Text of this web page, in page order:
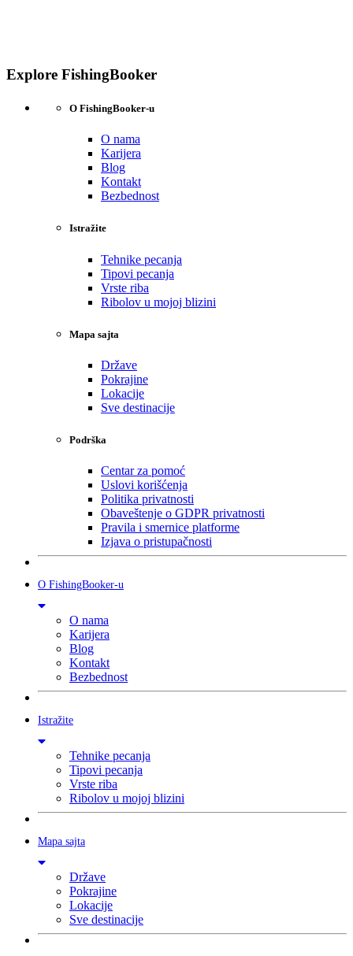
Explore FishingBooker
O FishingBooker-u
O nama
Karijera
Blog
Kontakt
Bezbednost
Istražite
Tehnike pecanja
Tipovi pecanja
Vrste riba
Ribolov u mojoj blizini
Mapa sajta
Države
Pokrajine
Lokacije
Sve destinacije
Podrška
Centar za pomoć
Uslovi korišćenja
Politika privatnosti
Obaveštenje o GDPR privatnosti
Pravila i smernice platforme
Izjava o pristupačnosti
O FishingBooker-u
O nama
Karijera
Blog
Kontakt
Bezbednost
Istražite
Tehnike pecanja
Tipovi pecanja
Vrste riba
Ribolov u mojoj blizini
Mapa sajta
Države
Pokrajine
Lokacije
Sve destinacije